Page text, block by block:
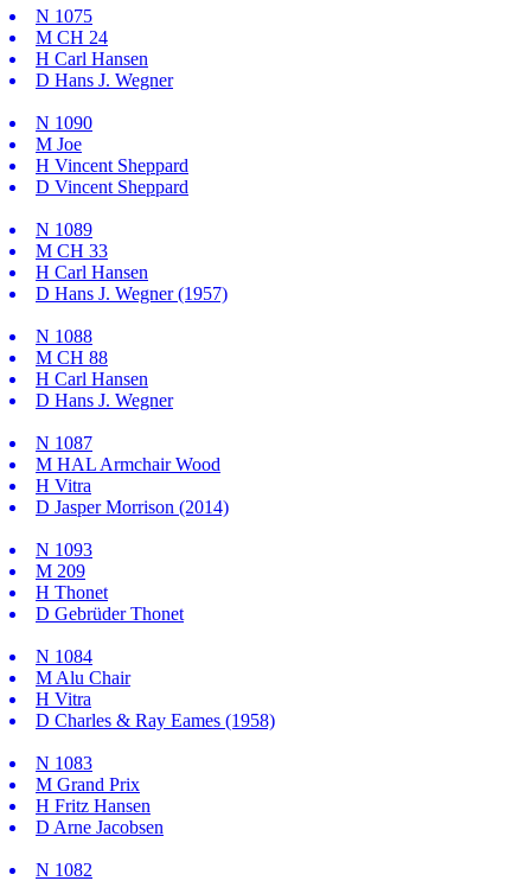
N 1075
M CH 24
H Carl Hansen
D Hans J. Wegner
N 1090
M Joe
H Vincent Sheppard
D Vincent Sheppard
N 1089
M CH 33
H Carl Hansen
D Hans J. Wegner (1957)
N 1088
M CH 88
H Carl Hansen
D Hans J. Wegner
N 1087
M HAL Armchair Wood
H Vitra
D Jasper Morrison (2014)
N 1093
M 209
H Thonet
D Gebrüder Thonet
N 1084
M Alu Chair
H Vitra
D Charles & Ray Eames (1958)
N 1083
M Grand Prix
H Fritz Hansen
D Arne Jacobsen
N 1082